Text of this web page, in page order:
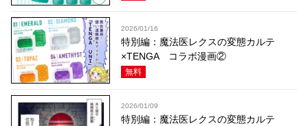
2026/01/16
特別編：魔法医レクスの変態カルテ
×TENGA コラボ漫画②
無料
2026/01/09
特別編：魔法医レクスの変態カルテ